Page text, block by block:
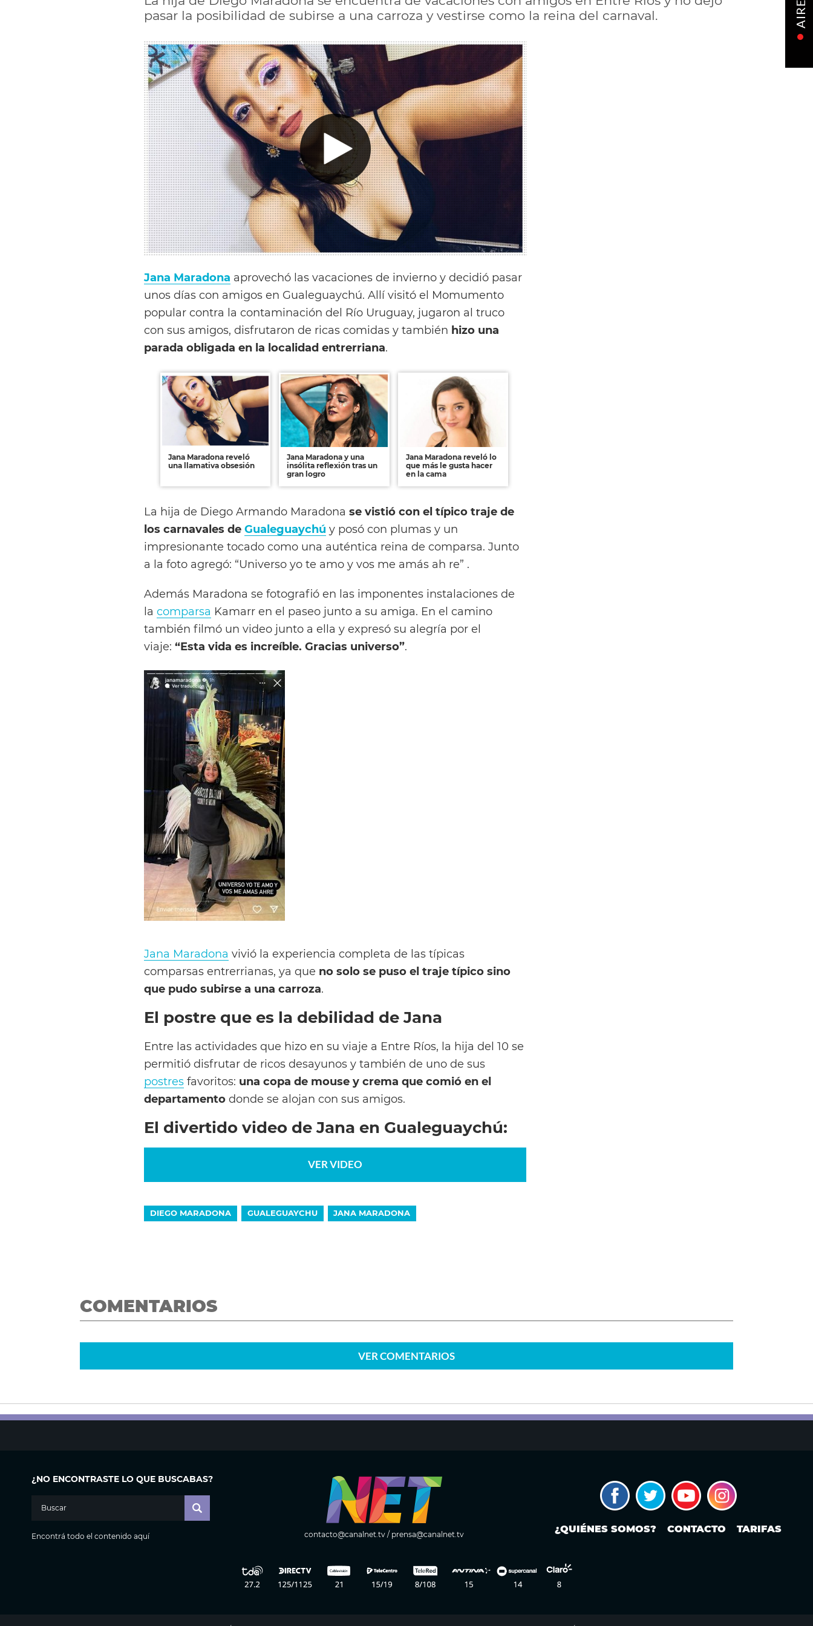
pasar la posibilidad de subirse a una carroza y vestirse como la reina del carnaval.
Jana Maradona aprovechó las vacaciones de invierno y decidió pasar
unos días con amigos en Gualeguaychú. Allí visitó el Momumento
popular contra la contaminación del Río Uruguay, jugaron al truco
con sus amigos, disfrutaron de ricas comidas y también hizo una
parada obligada en la localidad entrerriana.
Jana Maradona reveló
una llamativa obsesión
Jana Maradona y una
insólita reflexión tras un
gran logro
Jana Maradona reveló lo
que más le gusta hacer
en la cama
La hija de Diego Armando Maradona se vistió con el típico traje de
los carnavales de Gualeguaychú y posó con plumas y un
impresionante tocado como una auténtica reina de comparsa. Junto
a la foto agregó: “Universo yo te amo y vos me amás ah re” .
Además Maradona se fotografió en las imponentes instalaciones de
la comparsa Kamarr en el paseo junto a su amiga. En el camino
también filmó un video junto a ella y expresó su alegría por el
viaje: “Esta vida es increíble. Gracias universo”.
Jana Maradona vivió la experiencia completa de las típicas
comparsas entrerrianas, ya que no solo se puso el traje típico sino
que pudo subirse a una carroza.
El postre que es la debilidad de Jana
Entre las actividades que hizo en su viaje a Entre Ríos, la hija del 10 se
permitió disfrutar de ricos desayunos y también de uno de sus
postres favoritos: una copa de mouse y crema que comió en el
departamento donde se alojan con sus amigos.
El divertido video de Jana en Gualeguaychú:
VER VIDEO
DIEGO MARADONA GUALEGUAYCHU JANA MARADONA
COMENTARIOS
VERCOMENTARIOS
¿NO ENCONTRASTE LO QUE BUSCABAS?
Encontrá todo el contenido aquí contacto@canalnet.tv/ prensa@canalnet.tv ¿QUIÉNES SOMOS? CONTACTO TARIFAS
AIRE